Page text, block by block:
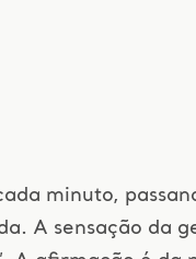
minuto,
A sensação da